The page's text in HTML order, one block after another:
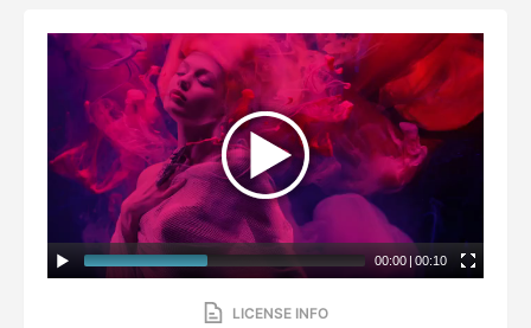
00:00 | 00:10
LICENSE INFO